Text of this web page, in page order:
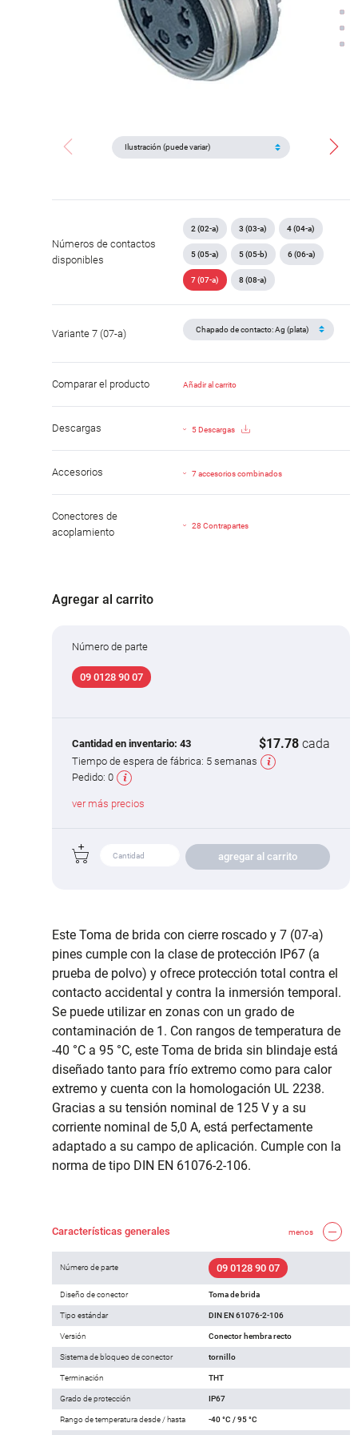
Números de contactos
disponibles
2 (02-a) 3 (03-a) 4 (04-a)
5 (05-a) 5 (05-b) 6 (06-a)
7 (07-a) 8 (08-a)
Variante 7 (07-a)
Comparar el producto Añadir al carrito
Descargas 5 Descargas
Accesorios 7 accesorios combinados
Conectores de
acoplamiento
28 Contrapartes
Agregar al carrito
Número de parte
09 0128 90 07
Cantidad en inventario: 43 $17.78 cada
Tiempo de espera de fábrica: 5 semanas
Pedido: 0
ver más precios
agregar al carrito
Este Toma de brida con cierre roscado y 7 (07-a)
pines cumple con la clase de protección IP67 (a
prueba de polvo) y ofrece protección total contra el
contacto accidental y contra la inmersión temporal.
Se puede utilizar en zonas con un grado de
contaminación de 1. Con rangos de temperatura de
-40 °C a 95 °C, este Toma de brida sin blindaje está
diseñado tanto para frío extremo como para calor
extremo y cuenta con la homologación UL 2238.
Gracias a su tensión nominal de 125 V y a su
corriente nominal de 5,0 A, está perfectamente
adaptado a su campo de aplicación. Cumple con la
norma de tipo DIN EN 61076-2-106.
Características generales menos
Número de parte 09 0128 90 07
Diseño de conector Toma de brida
Tipo estándar DIN EN 61076-2-106
Versión Conector hembra recto
Sistema de bloqueo de conector tornillo
Terminación THT
Grado de protección IP67
Rango de temperatura desde / hasta -40 °C / 95 °C